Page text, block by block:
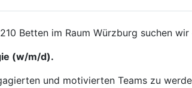
Betten im Raum Würzburg suchen
(w/m/d).
und motivierten Teams zu